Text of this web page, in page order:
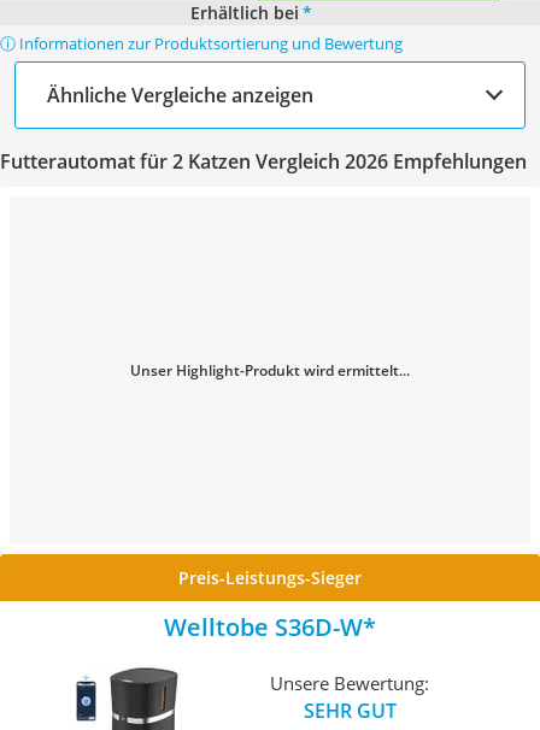
Erhältlich bei *
ⓘ Informationen zur Produktsortierung und Bewertung
Ähnliche Vergleiche anzeigen
Futterautomat für 2 Katzen Vergleich 2026 Empfehlungen
Unser Highlight-Produkt wird ermittelt...
Preis-Leistungs-Sieger
Welltobe S36D-W
Unsere Bewertung:
SEHR GUT